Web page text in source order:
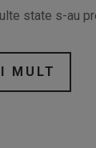
state s-au
MULT